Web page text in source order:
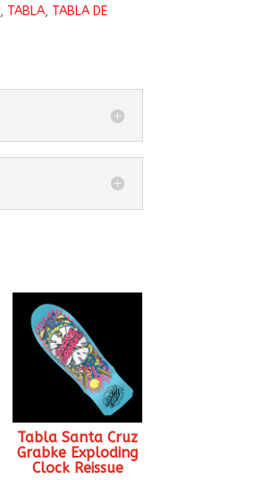
, TABLA, TABLA DE
Tabla Santa Cruz
Grabke Exploding
Clock Reissue